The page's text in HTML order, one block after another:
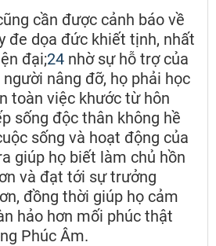
cần được cảnh báo về
đe dọa đức khiết tịnh, nhất
đại;24 nhờ sự hỗ trợ của
nâng đỡ, họ phải học
toàn việc khước từ hôn
sống độc thân không hề
sống và hoạt động của
giúp họ biết làm chủ hồn
và đạt tới sự trưởng
đồng thời giúp họ cảm
hảo hơn mối phúc thật
Phúc Âm.